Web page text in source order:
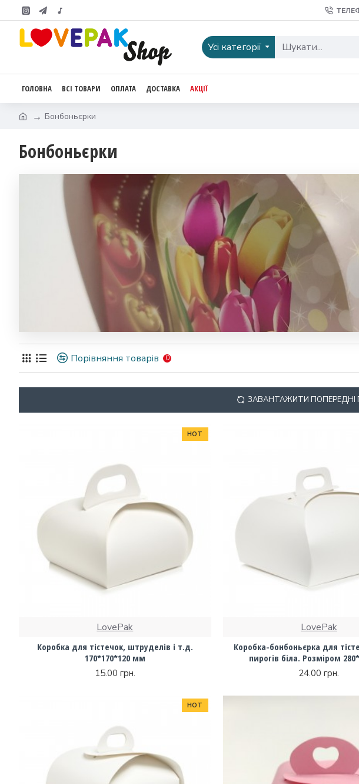
Усі категорії
ГОЛОВНА ВСІ ТОВАРИ ОПЛАТА ДОСТАВКА АКЦІЇ
Бонбоньєрки
Бонбоньєрки
Порівняння товарів 0
ЗАВАНТАЖИТИ ПОПЕРЕДНІ
HOT
LovePak
Коробка для тістечок, штруделів і т.д.
170*170*120 мм
15.00 грн.
LovePak
Коробка-бонбоньєрка для
пирогів біла. Розміром
24.00 грн.
HOT